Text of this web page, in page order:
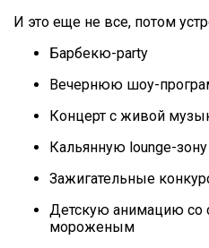
И это еще не все, потом
Барбекю-party
Вечернюю шоу-
Концерт с живой
Кальянную lounge-зону
Зажигательные
Детскую анимацию со
мороженым